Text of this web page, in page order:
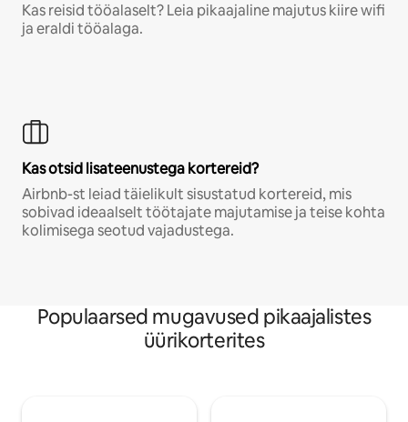
Kas reisid tööalaselt? Leia pikaajaline majutus kiire wifi
ja eraldi tööalaga.
Kas otsid lisateenustega kortereid?
Airbnb-st leiad täielikult sisustatud kortereid, mis
sobivad ideaalselt töötajate majutamise ja teise kohta
kolimisega seotud vajadustega.
Populaarsed mugavused pikaajalistes
üürikorterites